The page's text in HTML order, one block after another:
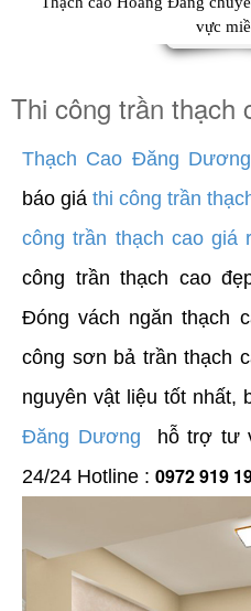
vực
Thi công trần thạch
Thạch Cao Đăng Dương
báo giáthi công trần
công trần thạch cao giá
công trần thạch cao
Đóng vách ngăn thạch
công sơn bả trần thạch
nguyên vật liệu tốt nhất,
Đăng Dương
hỗ trợ tư
24/24 Hotline : 0972 919